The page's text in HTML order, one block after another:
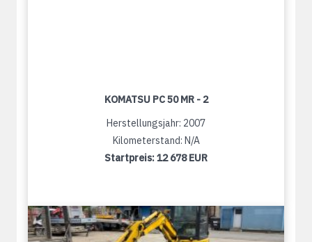
KOMATSU PC 50 MR - 2
Herstellungsjahr: 2007
Kilometerstand: N/A
Startpreis:12 678 EUR